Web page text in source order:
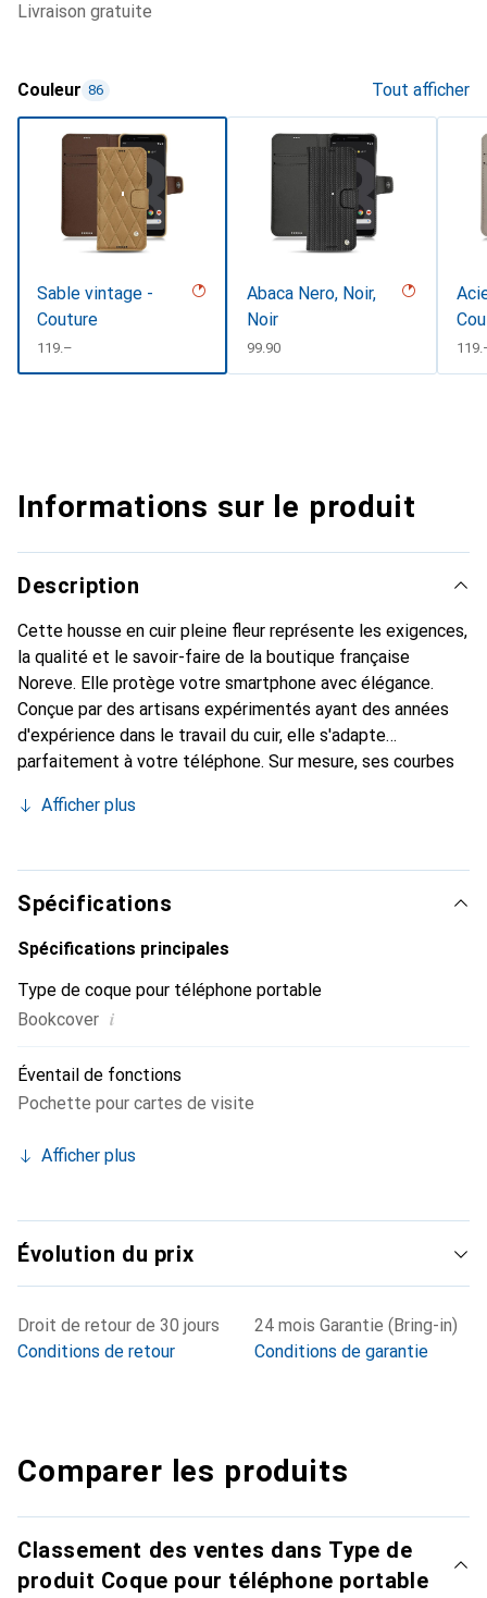
livraison gratuite
Couleur 86 Tout afficher
Sable vintage -
Couture
CHF
119.–
Abaca Nero, Noir,
Noir
CHF
99.90 CHF
Informations sur le produit
Description
Cette housse en cuir pleine fleur représente les exigences,
la qualité et le savoir-faire de la boutique française
Noreve. Elle protège votre smartphone avec élégance.
Conçue par des artisans expérimentés ayant des années
d'expérience dans le travail du cuir, elle s'adapte
parfaitement à votre téléphone. Sur mesure, ses courbes
un accessoire chic et indispensable pour votre
produits de haute qualité, la marque Noreve est un choix
fiable pour une clientèle exigeante.
Afficher plus
Spécifications
Spécifications principales
Type de coque pour téléphone portable
Bookcover i
Éventail de fonctions
Pochette pour cartes de visite
Afficher plus
Évolution du prix
Droit de retour de 30 jours
Conditions de retour
24 mois Garantie (Bring-in)
Conditions de garantie
Comparer les produits
Classement des ventes dans Type de
produit Coque pour téléphone portable